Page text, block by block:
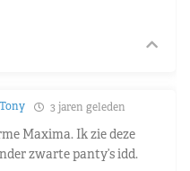
Tony 3 jaren geleden
Maxima. Ik zie deze
zwarte panty’s idd.